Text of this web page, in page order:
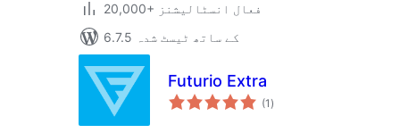
20,000+ فعال انسٹالیشنز
6.7.5 کے ساتھ ٹیسٹ شدہ
Futurio Extra
(1 مجموعی
درجہ
)